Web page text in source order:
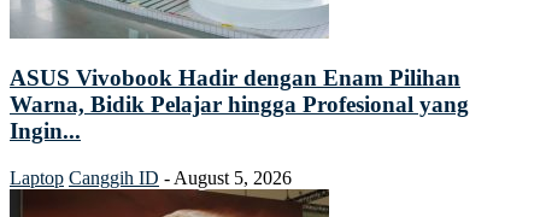
ASUS Vivobook Hadir dengan Enam Pilihan
Warna, Bidik Pelajar hingga Profesional yang
Ingin...
Laptop Canggih ID - August 5, 2026